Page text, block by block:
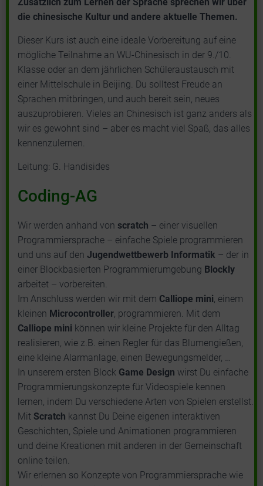
die chinesische Kultur und andere aktuelle Themen.
Dieser Kurs ist auch eine ideale Vorbereitung auf eine
mögliche Teilnahme an WU-Chinesisch in der 9./10.
Klasse oder an dem jährlichen Schüleraustausch mit
einer Mittelschule in Beijing. Du solltest Freude an
Sprachen mitbringen, und auch bereit sein, neues
auszuprobieren. Vieles an Chinesisch ist ganz anders als
wir es gewohnt sind – aber es macht viel Spaß, das alles
kennenzulernen.
Leitung: G. Handisides
Coding-AG
Wir werden anhand von scratch – einer visuellen
Programmiersprache – einfache Spiele programmieren
und uns auf den Jugendwettbewerb Informatik – der in
einer Blockbasierten Programmierumgebung Blockly
arbeitet – vorbereiten.
Im Anschluss werden wir mit dem Calliope mini, einem
kleinen Microcontroller, programmieren. Mit dem
Calliope mini können wir kleine Projekte für den Alltag
realisieren, wie z.B. einen Regler für das Blumengießen,
eine kleine Alarmanlage, einen Bewegungsmelder, …
In unserem ersten Block Game Design wirst Du einfache
Programmierungskonzepte für Videospiele kennen
lernen, indem Du verschiedene Arten von Spielen erstellst.
Mit Scratch kannst Du Deine eigenen interaktiven
Geschichten, Spiele und Animationen programmieren
und deine Kreationen mit anderen in der Gemeinschaft
online teilen.
Wir erlernen so Konzepte von Programmiersprache wie